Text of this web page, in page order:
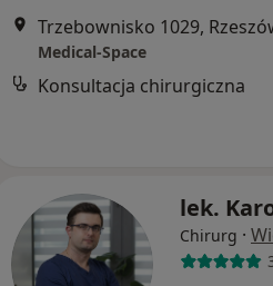
Trzebownisko 1029,
Medical-Space
Konsultacja chirurgiczna
lek.
Chirurg ·